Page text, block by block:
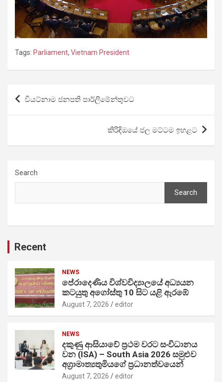
Tags: Parliament, Vietnam President
Post
වියට්නාම ජනපති පාර්ලිමේන්තුවට
කිරිඳිඔයේ ජල මට්ටම ඉහළට
Search
Search
Recent
NEWS
පේරාදෙණිය විශ්වවිද්‍යාලයේ අධ්‍යයන
කටයුතු අගෝස්තු 10 සිට යළි ඇරඹේ
August 7, 2026 editor
NEWS
දකුණු ආසියාවේ ප්‍රථම වරට සංවිධානය
වන (ISA) – South Asia 2026 සමුළුව
අග්‍රාමාත්‍යතුමියගේ ප්‍රධානත්වයෙන්
August 7, 2026 editor